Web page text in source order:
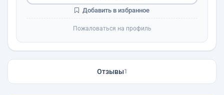
Добавить в избранное
Пожаловаться на профиль
Отзывы1